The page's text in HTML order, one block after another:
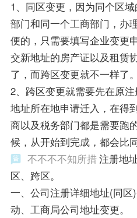
1、同区变更，因为同个区
部门和同一个工商部门，办
便的，只需要填写企业变更
交新地址的房产证以及租赁
了，而跨区变更就不一样了。
2、跨区变更就需要先在原
地址所在地申请迁入，在得
商以及税务部门都是需要跑
候，从开始到完成，都会比
不不不不知所措注册地
区、跨区。
一、公司注册详细地址(同
动、工商局公司地址变更。